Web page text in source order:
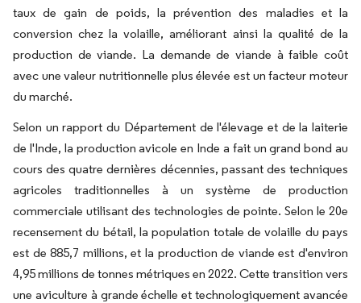
taux de gain de poids, la prévention des maladies et la
conversion chez la volaille, améliorant ainsi la qualité de la
production de viande. La demande de viande à faible coût
avec une valeur nutritionnelle plus élevée est un facteur moteur
du marché.
Selon un rapport du Département de l'élevage et de la laiterie
de l'Inde, la production avicole en Inde a fait un grand bond au
cours des quatre dernières décennies, passant des techniques
agricoles traditionnelles à un système de production
commerciale utilisant des technologies de pointe. Selon le 20e
recensement du bétail, la population totale de volaille du pays
est de 885,7 millions, et la production de viande est d'environ
4,95 millions de tonnes métriques en 2022. Cette transition vers
une aviculture à grande échelle et technologiquement avancée